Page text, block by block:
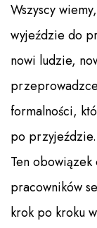
Wszyscy
wyjeździe do
nowi ludzie,
formalności,
po
Ten
pracowników
krok po kroku